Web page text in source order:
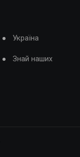
Україна
Знай наших